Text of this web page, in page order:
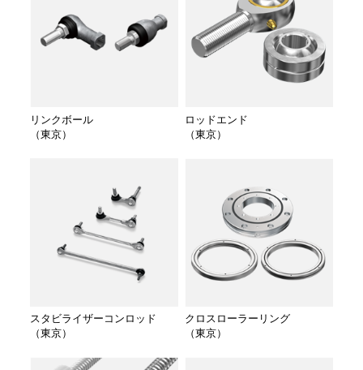
リンクボール
（東京）
ロッドエンド
（東京）
スタビライザーコンロッド
（東京）
クロスローラーリング
（東京）